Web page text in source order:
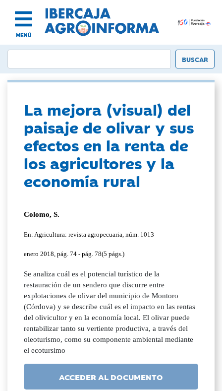
MENÚ
La mejora (visual) del
paisaje de olivar y sus
efectos en la renta de
los agricultores y la
economía rural
Colomo, S.
En: Agricultura: revista agropecuaria, núm. 1013
enero 2018, pág. 74 - pág. 78(5 págs.)
Se analiza cuál es el potencial turístico de la
restauración de un sendero que discurre entre
explotaciones de olivar del municipio de Montoro
(Córdova) y se describe cuál es el impacto en las rentas
del olivicultor y en la economía local. El olivar puede
rentabilizar tanto su vertiente productiva, a través del
oleoturismo, como su componente ambiental mediante
el ecotursimo
ACCEDER AL DOCUMENTO